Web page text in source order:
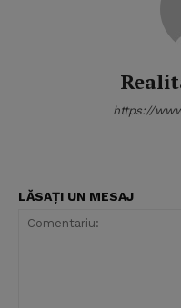
https://
LĂSAȚI UN MESAJ